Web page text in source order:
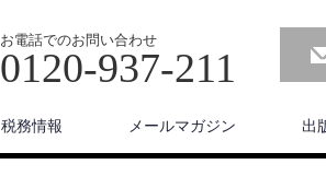
お電話でのお問い合わせ
0120-937-211
税務情報 メールマガジン 出